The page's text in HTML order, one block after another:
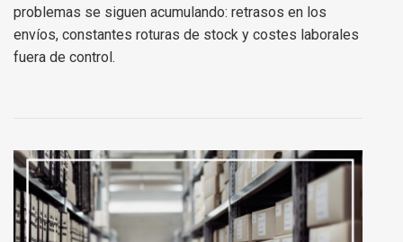
problemas se siguen acumulando: retrasos en los
envíos, constantes roturas de stock y costes laborales
fuera de control.